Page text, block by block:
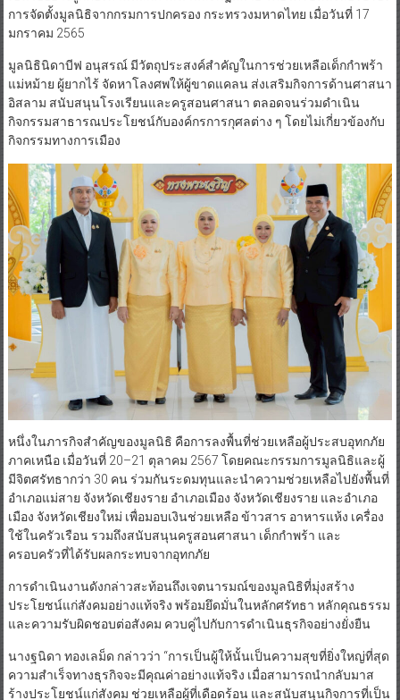
การจัดตั้งมูลนิธิจากกรมการปกครอง กระทรวงมหาดไทย เมื่อวันที่ 17
มกราคม 2565
มูลนิธินิดาบีฟ อนุสรณ์ มีวัตถุประสงค์สำคัญในการช่วยเหลือเด็กกำพร้า
แม่หม้าย ผู้ยากไร้ จัดหาโลงศพให้ผู้ขาดแคลน ส่งเสริมกิจการด้านศาสนา
อิสลาม สนับสนุนโรงเรียนและครูสอนศาสนา ตลอดจนร่วมดำเนิน
กิจกรรมสาธารณประโยชน์กับองค์กรการกุศลต่าง ๆ โดยไม่เกี่ยวข้องกับ
กิจกรรมทางการเมือง
หนึ่งในภารกิจสำคัญของมูลนิธิ คือการลงพื้นที่ช่วยเหลือผู้ประสบอุทกภัย
ภาคเหนือ เมื่อวันที่ 20–21 ตุลาคม 2567 โดยคณะกรรมการมูลนิธิและผู้
มีจิตศรัทธากว่า 30 คน ร่วมกันระดมทุนและนำความช่วยเหลือไปยังพื้นที่
อำเภอแม่สาย จังหวัดเชียงราย อำเภอเมือง จังหวัดเชียงราย และอำเภอ
เมือง จังหวัดเชียงใหม่ เพื่อมอบเงินช่วยเหลือ ข้าวสาร อาหารแห้ง เครื่อง
ใช้ในครัวเรือน รวมถึงสนับสนุนครูสอนศาสนา เด็กกำพร้า และ
ครอบครัวที่ได้รับผลกระทบจากอุทกภัย
การดำเนินงานดังกล่าวสะท้อนถึงเจตนารมณ์ของมูลนิธิที่มุ่งสร้าง
ประโยชน์แก่สังคมอย่างแท้จริง พร้อมยึดมั่นในหลักศรัทธา หลักคุณธรรม
และความรับผิดชอบต่อสังคม ควบคู่ไปกับการดำเนินธุรกิจอย่างยั่งยืน
นางฐนิดา ทองเลม็ด กล่าวว่า “การเป็นผู้ให้นั้นเป็นความสุขที่ยิ่งใหญ่ที่สุด
ความสำเร็จทางธุรกิจจะมีคุณค่าอย่างแท้จริง เมื่อสามารถนำกลับมาส
ร้างประโยชน์แก่สังคม ช่วยเหลือผู้ที่เดือดร้อน และสนับสนุนกิจการที่เป็น